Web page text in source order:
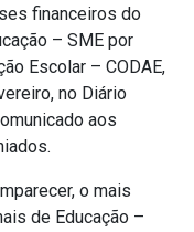
financeiros do
– SME por
Escolar – CODAE,
no Diário
aos
o mais
de Educação –